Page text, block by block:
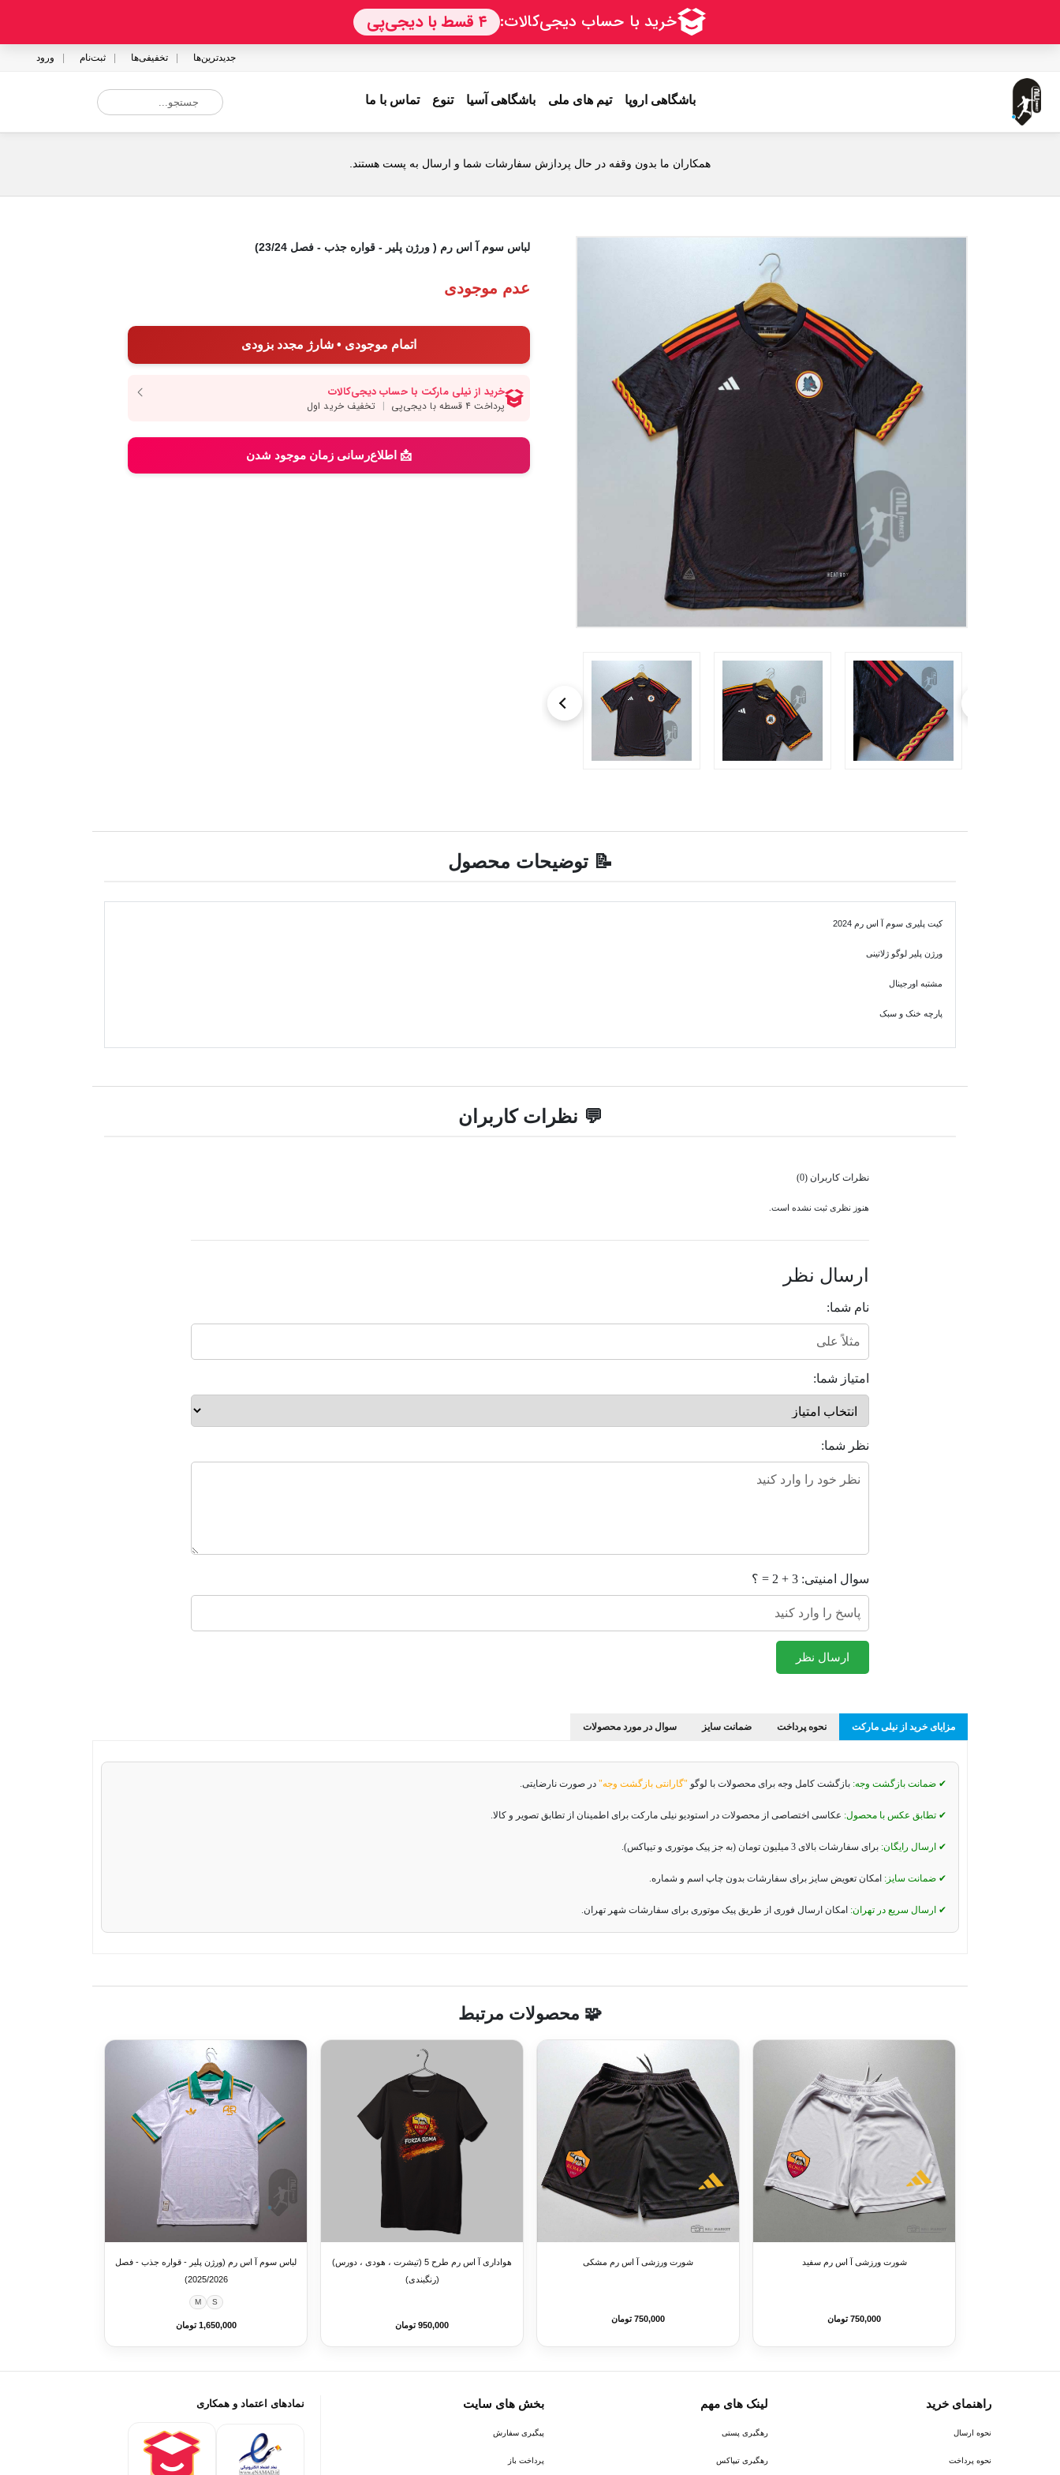
جدیدترین‌ها تخفیفی‌ها ثبت‌نام ورود
باشگاهی اروپا تیم های ملی باشگاهی آسیا تنوع تماس با ما
همکاران ما بدون وقفه در حال پردازش سفارشات شما و ارسال به پست هستند.
ارسال به سراسر ایران از طریق پست حتی روستاها
لباس سوم آ اس رم ( ورژن پلیر - قواره جذب - فصل 23/24)
عدم موجودی
اتمام موجودی • شارژ مجدد بزودی
📩 اطلاع‌رسانی زمان موجود شدن
📝 توضیحات محصول
کیت پلیری سوم آ اس رم 2024
ورژن پلیر لوگو ژلاتینی
مشتبه اورجینال
پارچه خنک و سبک
💬 نظرات کاربران
نظرات کاربران (0)
هنوز نظری ثبت نشده است.
ارسال نظر
نام شما:
امتیاز شما:
نظر شما:
سوال امنیتی: 3 + 2 = ؟
ارسال نظر
مزایای خرید از نیلی مارکت نحوه پرداخت ضمانت سایز سوال در مورد محصولات
✔ ضمانت بازگشت وجه: بازگشت کامل وجه برای محصولات با لوگو "گارانتی بازگشت وجه" در صورت نارضایتی.
✔ تطابق عکس با محصول: عکاسی اختصاصی از محصولات در استودیو نیلی مارکت برای اطمینان از تطابق تصویر و کالا.
✔ ارسال رایگان: برای سفارشات بالای 3 میلیون تومان (به جز پیک موتوری و تیپاکس).
✔ ضمانت سایز: امکان تعویض سایز برای سفارشات بدون چاپ اسم و شماره.
✔ ارسال سریع در تهران: امکان ارسال فوری از طریق پیک موتوری برای سفارشات شهر تهران.
🧩 محصولات مرتبط
شورت ورزشی آ اس رم سفید
750,000 تومان
شورت ورزشی آ اس رم مشکی
750,000 تومان
هواداری آ اس رم طرح 5 (تیشرت ، هودی ، دورس)
(رنگبندی)
950,000 تومان
لباس سوم آ اس رم (ورژن پلیر - قواره جذب - فصل
2025/2026)
S
M
1,650,000 تومان
راهنمای خرید
نحوه ارسال
نحوه پرداخت
لینک های مهم
رهگیری پستی
رهگیری تیپاکس
بخش های سایت
پیگیری سفارش
پرداخت باز
نمادهای اعتماد و همکاری